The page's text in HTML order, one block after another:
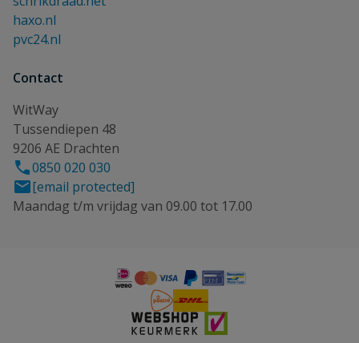
haxo.nl
pvc24.nl
Contact
WitWay
Tussendiepen 48
9206 AE Drachten
0850 020 030
[email protected]
Maandag t/m vrijdag van 09.00 tot 17.00